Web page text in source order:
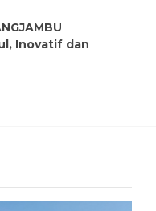
Inovatif dan